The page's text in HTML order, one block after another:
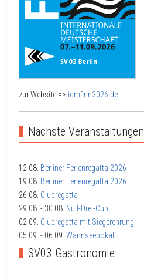
zur Website => idmfinn2026.de
Nächste Veranstaltungen
12.08. Berliner Ferienregatta 2026
19.08. Berliner Ferienregatta 2026
26.08. Clubregatta
29.08. - 30.08. Null-Drei-Cup
02.09. Clubregatta mit Siegerehrung
05.09. - 06.09. Wannseepokal
SV03 Gastronomie